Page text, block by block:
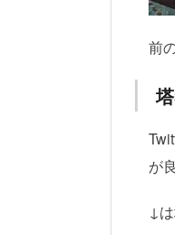
前
が
↓